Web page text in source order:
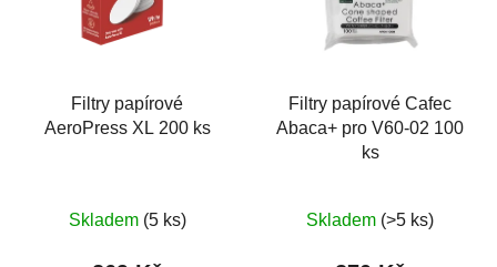
Filtry papírové
AeroPress XL 200 ks
Skladem (5 ks)
Filtry papírové Cafec
Abaca+ pro V60-02 100
ks
Skladem (>5 ks)